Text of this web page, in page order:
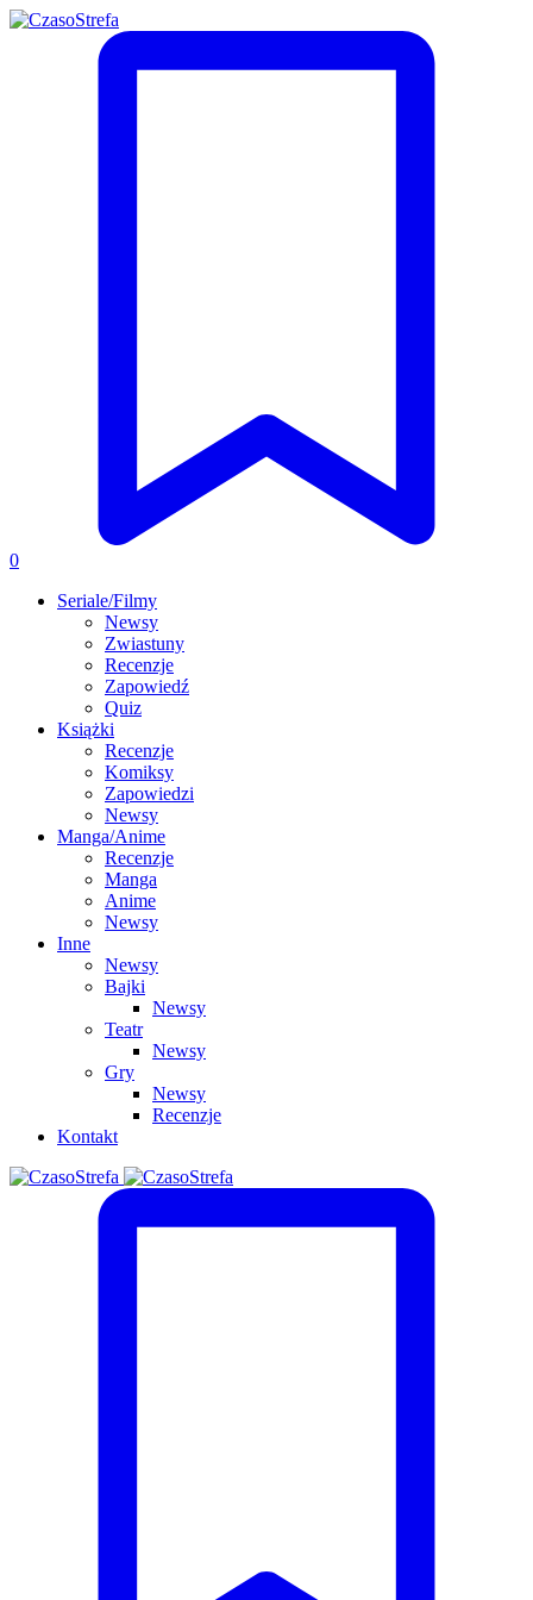
0
Seriale/Filmy
Newsy
Zwiastuny
Recenzje
Zapowiedź
Quiz
Książki
Recenzje
Komiksy
Zapowiedzi
Newsy
Manga/Anime
Recenzje
Manga
Anime
Newsy
Inne
Newsy
Bajki
Newsy
Teatr
Newsy
Gry
Newsy
Recenzje
Kontakt